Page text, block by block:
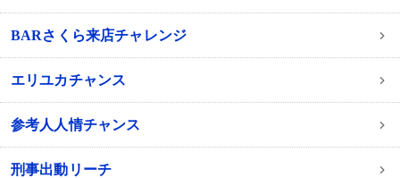
BARさくら来店チャレンジ
エリユカチャンス
参考人人情チャンス
刑事出動リーチ